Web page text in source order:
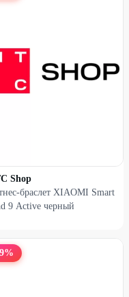
Shop
браслет XIAOMI Smart
9 Active черный
%